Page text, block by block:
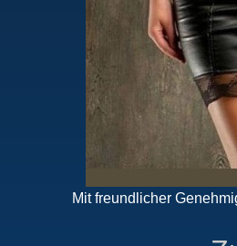
Mit freundlicher